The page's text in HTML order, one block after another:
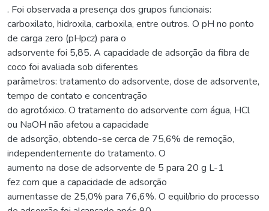
. Foi observada a presença dos grupos funcionais:
carboxilato, hidroxila, carboxila, entre outros. O pH no ponto
de carga zero (pHpcz) para o
adsorvente foi 5,85. A capacidade de adsorção da fibra de
coco foi avaliada sob diferentes
parâmetros: tratamento do adsorvente, dose de adsorvente,
tempo de contato e concentração
do agrotóxico. O tratamento do adsorvente com água, HCl
ou NaOH não afetou a capacidade
de adsorção, obtendo-se cerca de 75,6% de remoção,
independentemente do tratamento. O
aumento na dose de adsorvente de 5 para 20 g L-1
fez com que a capacidade de adsorção
aumentasse de 25,0% para 76,6%. O equilíbrio do processo